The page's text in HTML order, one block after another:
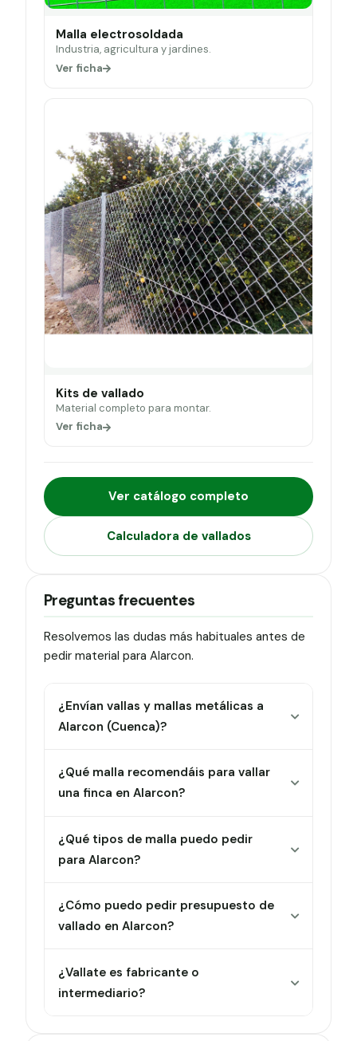
Malla electrosoldada
Industria, agricultura y jardines.
Ver ficha
Kits de vallado
Material completo para montar.
Ver ficha
Ver catálogo completo
Calculadora de vallados
Preguntas frecuentes
Resolvemos las dudas más habituales antes de
pedir material para Alarcon.
¿Envían vallas y mallas metálicas a
Alarcon (Cuenca)?
¿Qué malla recomendáis para vallar
una finca en Alarcon?
¿Qué tipos de malla puedo pedir
para Alarcon?
¿Cómo puedo pedir presupuesto de
vallado en Alarcon?
¿Vallate es fabricante o
intermediario?